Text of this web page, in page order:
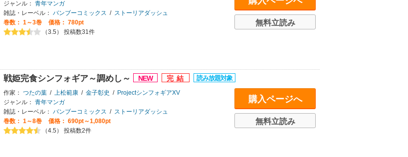
ジャンル： 青年マンガ
雑誌・レーベル： バンブーコミックス / ストーリアダッシュ
巻数： 1～3巻
価格： 780pt
（3.5） 投稿数31件
無料立読み
戦姫完食シンフォギア～調めし～
作家： つたの葉 / 上松範康 / 金子彰史 /
ProjectシンフォギアXV
ジャンル： 青年マンガ
雑誌・レーベル： バンブーコミックス / ストーリアダッシュ
巻数： 1～8巻
価格： 690pt～1,080pt
（4.5） 投稿数2件
購入ページへ
無料立読み